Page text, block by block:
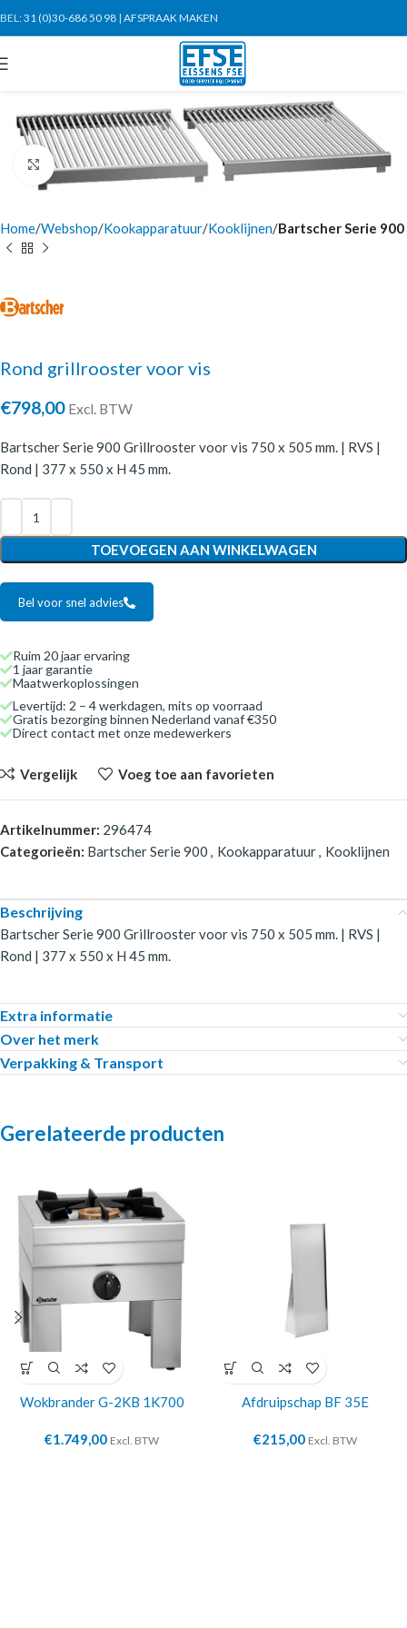
BEL:31 (0)30-686 50 98 | AFSPRAAK MAKEN
Click to enlarge
Home Webshop Kookapparatuur Kooklijnen Bartscher Serie 900
Rond grillrooster voor vis
€798,00 Excl. BTW
Bartscher Serie 900 Grillrooster voor vis 750 x 505 mm. | RVS |
Rond | 377 x 550 x H 45 mm.
TOEVOEGEN AAN WINKELWAGEN
Bel voor snel advies
Ruim 20 jaar ervaring
1 jaar garantie
Maatwerkoplossingen
Levertijd: 2 – 4 werkdagen, mits op voorraad
Gratis bezorging binnen Nederland vanaf €350
Direct contact met onze medewerkers
Vergelijk Voeg toe aan favorieten
Artikelnummer: 296474
Categorieën: Bartscher Serie 900 , Kookapparatuur, Kooklijnen
Beschrijving
Bartscher Serie 900 Grillrooster voor vis 750 x 505 mm. | RVS |
Rond | 377 x 550 x H 45 mm.
Extra informatie
Over het merk
Verpakking & Transport
Gerelateerde producten
Wokbrander G-2KB 1K700
€1.749,00 Excl. BTW
Afdruipschap BF 35E
€215,00 Excl. BTW